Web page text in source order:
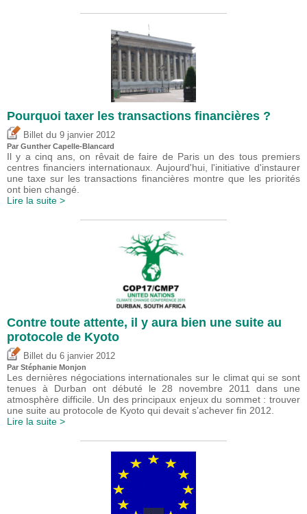
Pourquoi taxer les transactions financières ?
Billet du 9 janvier 2012
Par Gunther Capelle-Blancard
Il y a cinq ans, on rêvait de faire de Paris un des tous premiers
centres financiers internationaux. Aujourd'hui, l'initiative d'instaurer
une taxe sur les transactions financières montre que les priorités
ont bien changé.
Lire la suite >
Contre toute attente, il y aura bien une suite au
protocole de Kyoto
Billet du 6 janvier 2012
Par Stéphanie Monjon
Les dernières négociations internationales sur le climat qui se sont
tenues à Durban ont débuté le 28 novembre 2011 dans une
atmosphère difficile. Un des principaux enjeux du sommet : trouver
une suite au protocole de Kyoto qui devait s’achever fin 2012.
Lire la suite >